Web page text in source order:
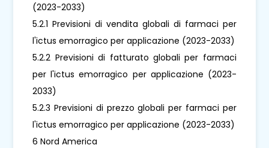
(2023-2033)
5.2.1 Previsioni di vendita globali di farmaci per
l'ictus emorragico per applicazione (2023-2033)
5.2.2 Previsioni di fatturato globali per farmaci
per l'ictus emorragico per applicazione (2023-
2033)
5.2.3 Previsioni di prezzo globali per farmaci per
l'ictus emorragico per applicazione (2023-2033)
6 Nord America